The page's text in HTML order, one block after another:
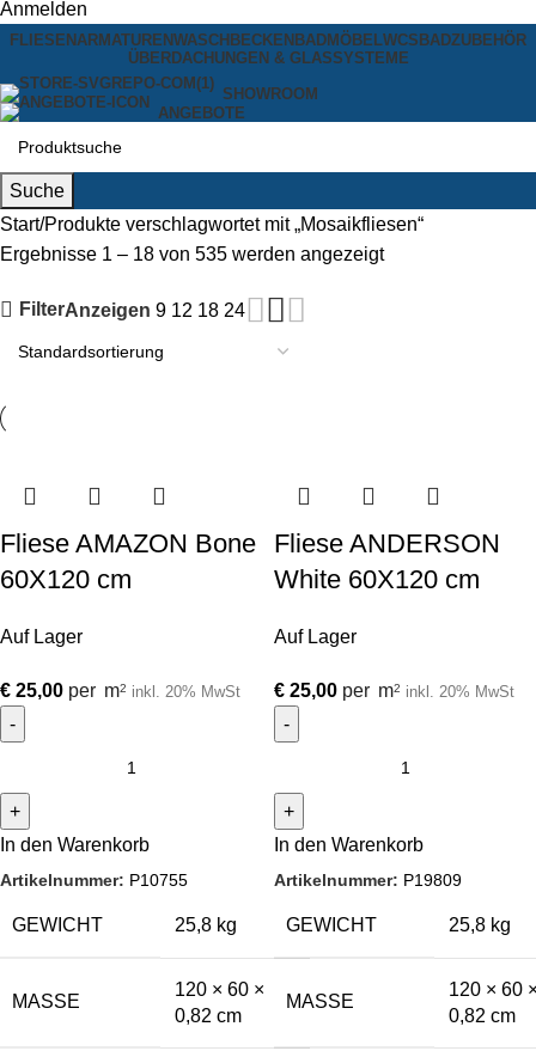
Anmelden
FLIESENARMATURENWASCHBECKEN BADMÖBELWCS BADZUBEHÖR
ÜBERDACHUNGEN & GLASSYSTEME
SHOWROOM
ANGEBOTE
Suche
Start Produkte verschlagwortet mit „Mosaikfliesen“
Ergebnisse 1 – 18 von 535 werden angezeigt
FilterAnzeigen9 12 18 24
Fliese AMAZON Bone
60X120 cm
Auf Lager
€ 25,00 per m2 inkl. 20% MwSt
In den Warenkorb
Artikelnummer: P10755
GEWICHT 25,8 kg
MASSE
120 × 60 ×
0,82 cm
Fliese ANDERSON
White 60X120 cm
Auf Lager
€ 25,00 per m2 inkl. 20% MwSt
In den Warenkorb
Artikelnummer: P19809
GEWICHT 25,8 kg
MASSE
120 × 60
0,82 cm